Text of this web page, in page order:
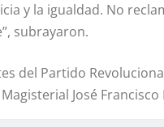
y la igualdad. No
subrayaron.
del Partido
José Francisco